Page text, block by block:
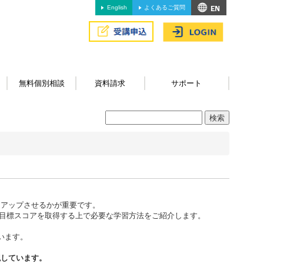
English よくあるご質問
無料個別相談 資料請求 サポート
ップさせるかが重要です。
スコアを取得する上で必要な学習方法をご紹介します。
す。
ています。